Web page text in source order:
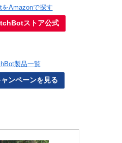
Amazonで探す
ストア公式
製品一覧
ンペーンを見る